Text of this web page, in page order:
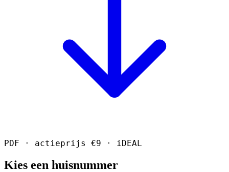
PDF · actieprijs €9 · iDEAL
Kies een huisnummer